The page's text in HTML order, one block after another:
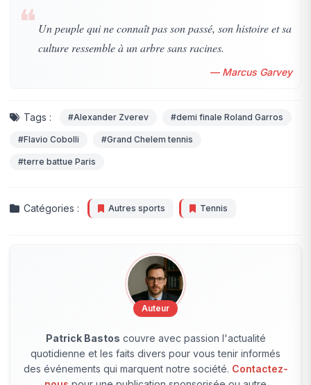
❝ Un peuple qui ne connaît pas son passé, son histoire et sa
culture ressemble à un arbre sans racines.
— Marcus Garvey
Tags : #Alexander Zverev #demi finale Roland Garros
#Flavio Cobolli #Grand Chelem tennis
#terre battue Paris
Catégories : Autres sports Tennis
Auteur
Patrick Bastos couvre avec passion l'actualité
quotidienne et les faits divers pour vous tenir informés
des événements qui marquent notre société. Contactez-